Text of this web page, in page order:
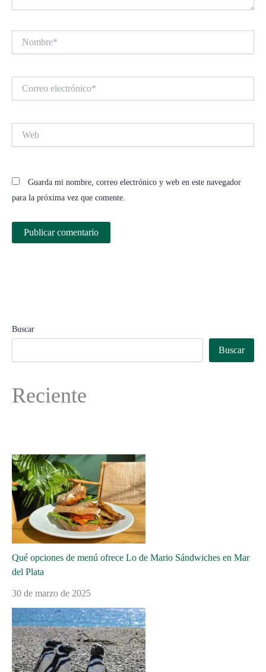
electrónico*
Guarda mi nombre, correo electrónico y web en este navegador
para la próxima vez que comente.
Buscar
Buscar
Reciente
Qué opciones de menú ofrece Lo de Mario Sándwiches en Mar
del Plata
30 de marzo de 2025